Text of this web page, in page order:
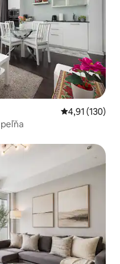
Priemerné
4,91 (130)